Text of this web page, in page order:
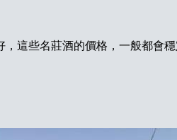
這些名莊酒的價格，一般都會